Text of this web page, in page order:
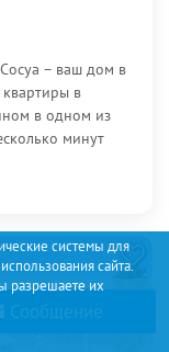
системы для
сайта.
разрешаете их
– ваш дом в
в
в одном из
минут
Сообщение